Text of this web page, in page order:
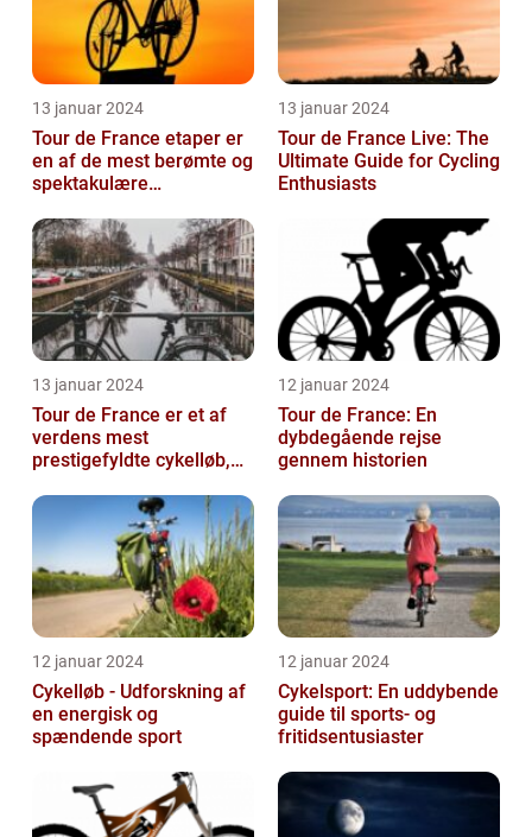
13 januar 2024
Tour de France etaper er
en af de mest berømte og
spektakulære
professionel c...
13 januar 2024
Tour de France Live: The
Ultimate Guide for Cycling
Enthusiasts
13 januar 2024
Tour de France er et af
verdens mest
prestigefyldte cykelløb,
opmærksomhed fra
sports...
12 januar 2024
Tour de France: En
dybdegående rejse
gennem historien
12 januar 2024
Cykelløb - Udforskning af
en energisk og
spændende sport
12 januar 2024
Cykelsport: En uddybende
guide til sports- og
fritidsentusiaster